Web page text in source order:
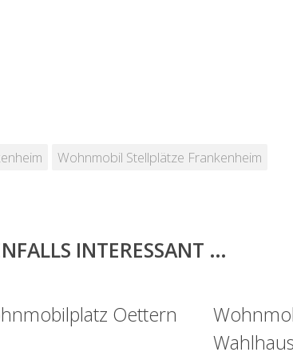
Wohnmobil Stellplätze Frankenheim
INTERESSANT …
Oettern